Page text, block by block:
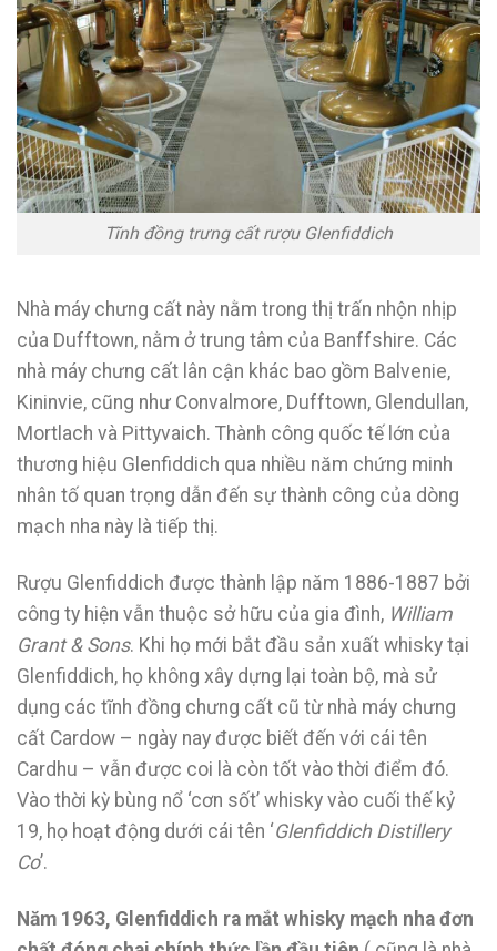
Tĩnh đồng trưng cất rượu Glenfiddich
Nhà máy chưng cất này nằm trong thị trấn nhộn nhịp
của Dufftown, nằm ở trung tâm của Banffshire. Các
nhà máy chưng cất lân cận khác bao gồm Balvenie,
Kininvie, cũng như Convalmore, Dufftown, Glendullan,
Mortlach và Pittyvaich. Thành công quốc tế lớn của
thương hiệu Glenfiddich qua nhiều năm chứng minh
nhân tố quan trọng dẫn đến sự thành công của dòng
mạch nha này là tiếp thị.
Rượu Glenfiddich được thành lập năm 1886-1887 bởi
công ty hiện vẫn thuộc sở hữu của gia đình, William
Grant & Sons. Khi họ mới bắt đầu sản xuất whisky tại
Glenfiddich, họ không xây dựng lại toàn bộ, mà sử
dụng các tĩnh đồng chưng cất cũ từ nhà máy chưng
cất Cardow – ngày nay được biết đến với cái tên
Cardhu – vẫn được coi là còn tốt vào thời điểm đó.
Vào thời kỳ bùng nổ ‘cơn sốt’ whisky vào cuối thế kỷ
19, họ hoạt động dưới cái tên ‘Glenfiddich Distillery
Co’.
Năm 1963, Glenfiddich ra mắt whisky mạch nha đơn